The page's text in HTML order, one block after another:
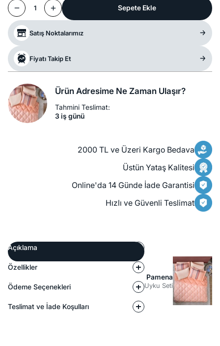
1 Sepete Ekle
Satış Noktalarımız
Fiyatı Takip Et
Ürün Adresime Ne Zaman Ulaşır?
Tahmini Teslimat:
3 iş günü
2000 TL ve Üzeri Kargo Bedava
Üstün Yataş Kalitesi
Online'da 14 Günde İade Garantisi
Hızlı ve Güvenli Teslimat
Açıklama
Özellikler
Ödeme Seçenekleri
Teslimat ve İade Koşulları
Pamena
Uyku Seti